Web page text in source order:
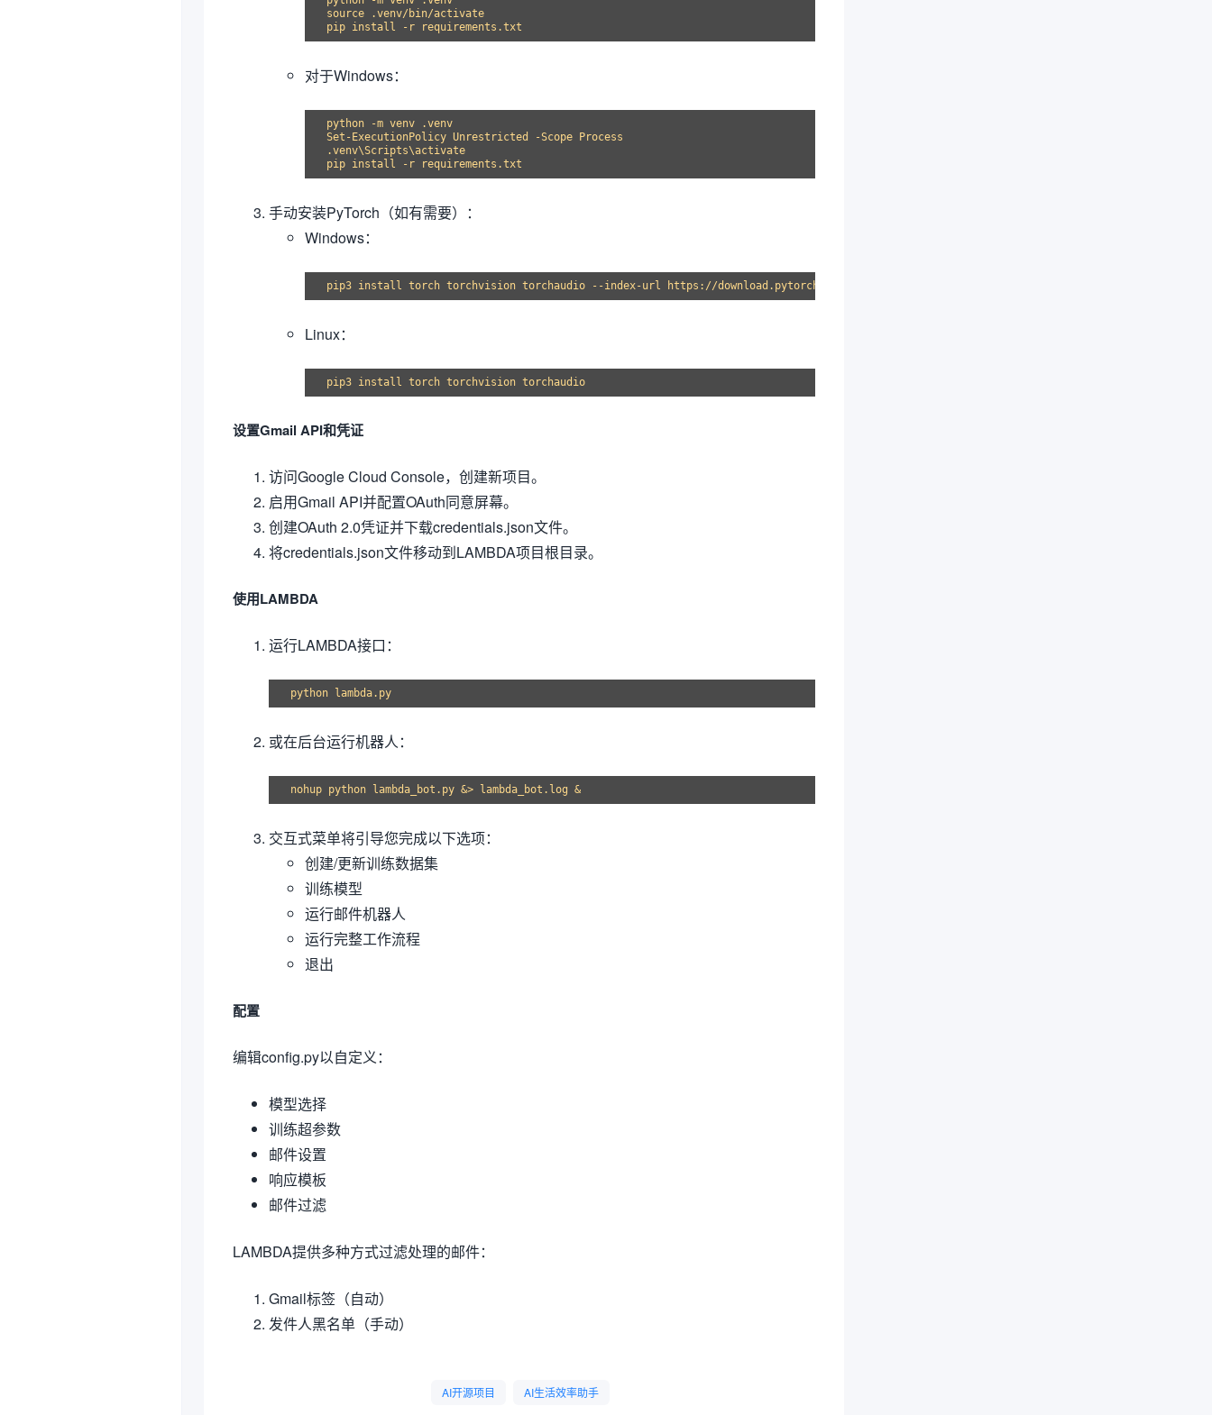
source .venv/bin/activate
对于Windows：
python -m venv .venv
Set-ExecutionPolicy Unrestricted -Scope Process
.venv\Scripts\activate
手动安装PyTorch（如有需要）：
Windows：
Linux：
设置Gmail API和凭证
访问Google Cloud Console，创建新项目。
启用Gmail API并配置OAuth同意屏幕。
创建OAuth 2.0凭证并下载credentials.json文件。
将credentials.json文件移动到LAMBDA项目根目录。
使用LAMBDA
运行LAMBDA接口：
或在后台运行机器人：
交互式菜单将引导您完成以下选项：
创建/更新训练数据集
训练模型
运行邮件机器人
运行完整工作流程
退出
配置
编辑config.py以自定义：
模型选择
训练超参数
邮件设置
响应模板
邮件过滤
LAMBDA提供多种方式过滤处理的邮件：
Gmail标签（自动）
发件人黑名单（手动）
AI开源项目 AI生活效率助手